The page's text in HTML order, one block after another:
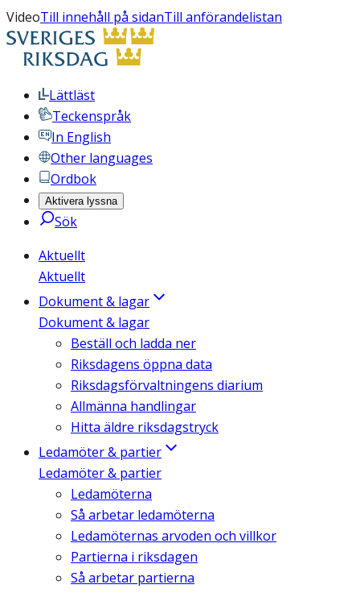
VideoTill innehåll på sidanTill anförandelistan
Lättläst
Teckenspråk
In English
Other languages
Ordbok
Aktivera lyssna
Sök
Aktuellt
Aktuellt
Dokument & lagar
Dokument & lagar
Beställ och ladda ner
Riksdagens öppna data
Riksdagsförvaltningens diarium
Allmänna handlingar
Hitta äldre riksdagstryck
Ledamöter & partier
Ledamöter & partier
Ledamöterna
Så arbetar ledamöterna
Ledamöternas arvoden och villkor
Partierna i riksdagen
Så arbetar partierna